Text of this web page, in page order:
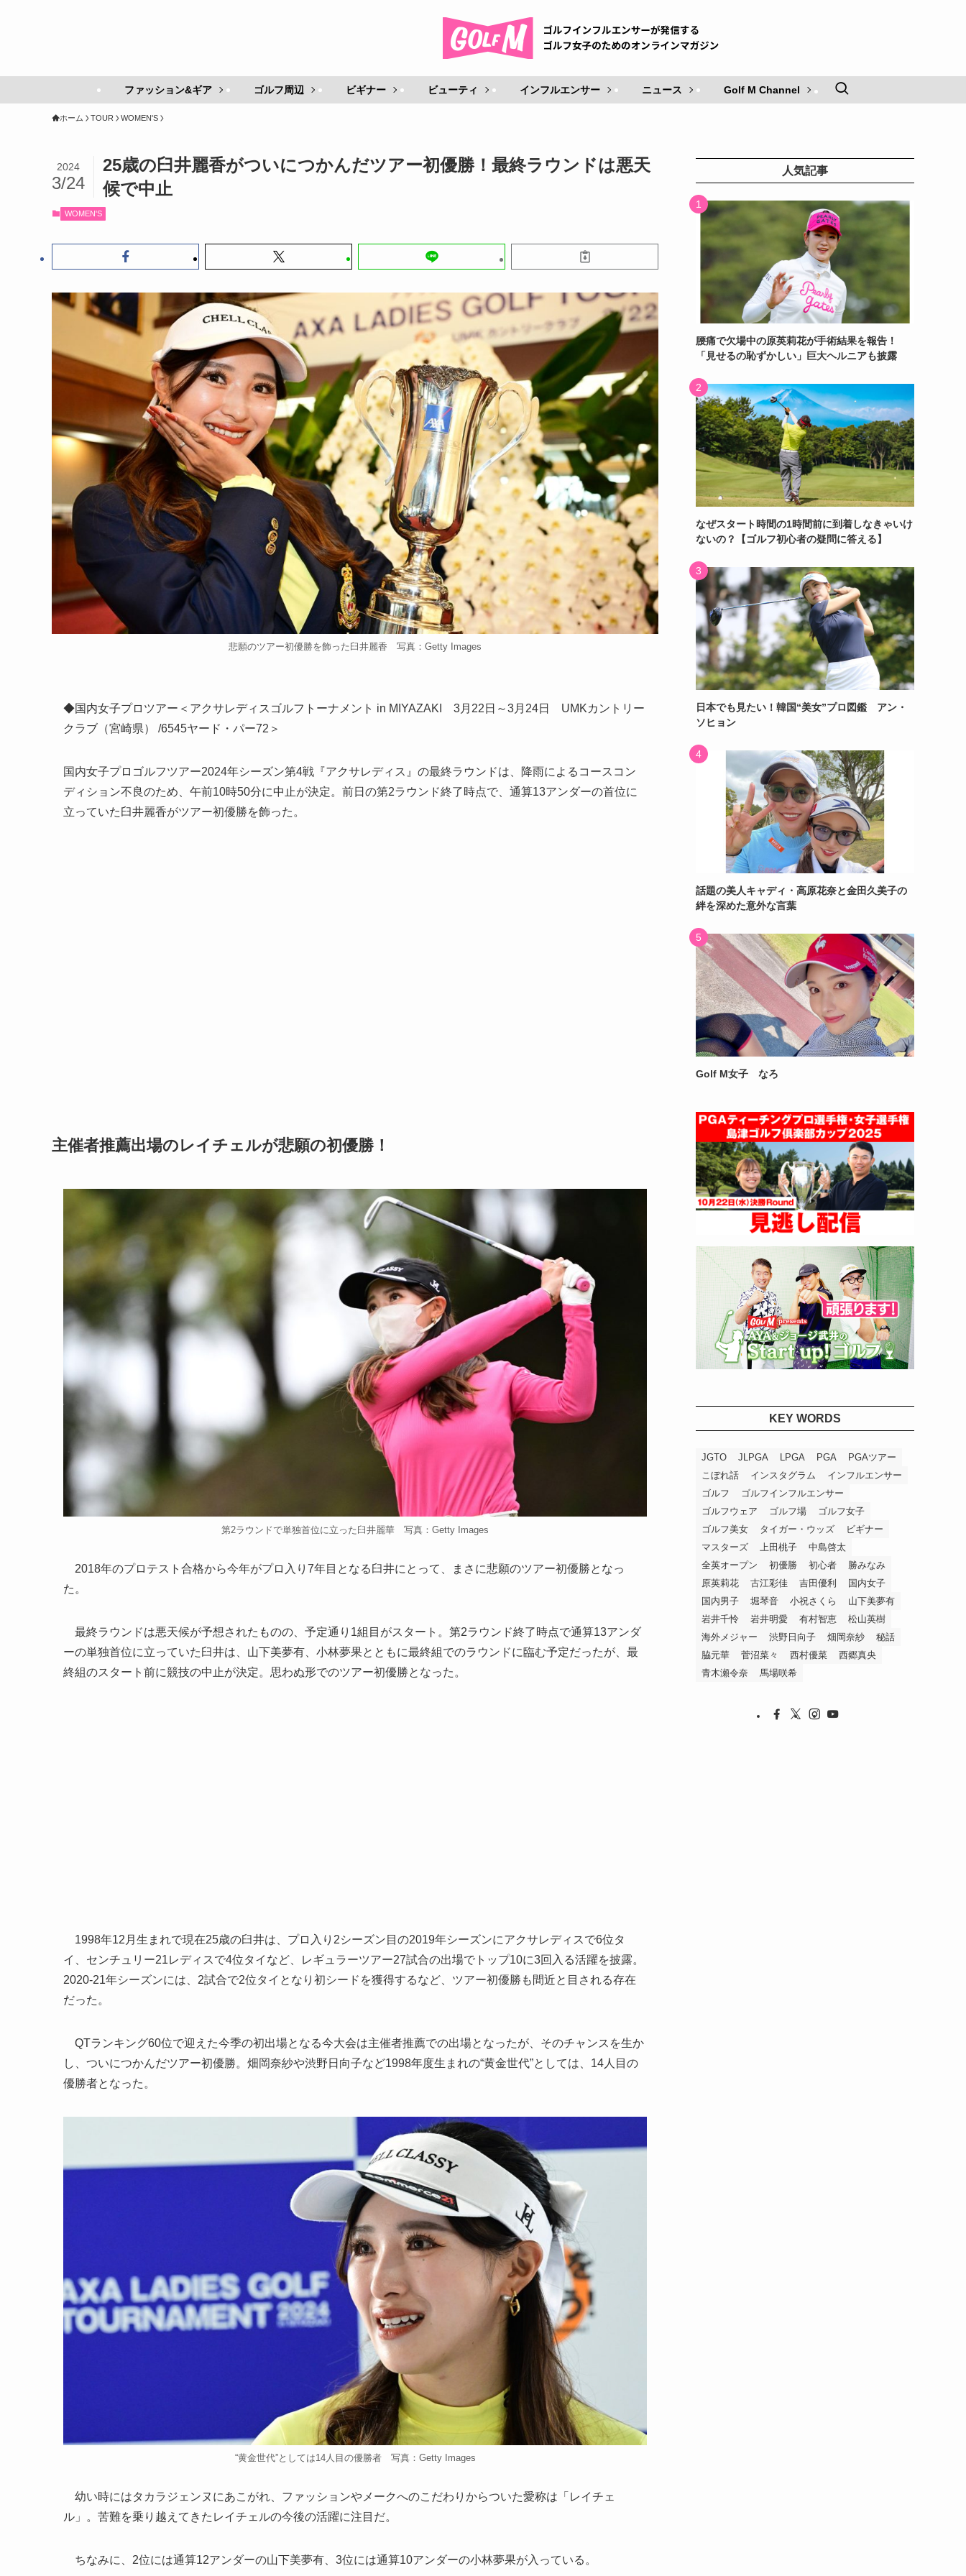
ファッション&ギア ゴルフ周辺 ビギナー ビューティ インフルエンサー ニュース Golf M Channel
ホーム TOUR WOMEN'S
25歳の臼井麗香がついにつかんだツアー初優勝！最終ラウンドは悪天
候で中止
2024
3/24
WOMEN'S
悲願のツアー初優勝を飾った臼井麗香 写真：Getty Images
◆国内女子プロツアー＜アクサレディスゴルフトーナメント in MIYAZAKI 3月22日～3月24日 UMKカントリー
クラブ（宮崎県） /6545ヤード・パー72＞
国内女子プロゴルフツアー2024年シーズン第4戦『アクサレディス』の最終ラウンドは、降雨によるコースコン
ディション不良のため、午前10時50分に中止が決定。前日の第2ラウンド終了時点で、通算13アンダーの首位に
立っていた臼井麗香がツアー初優勝を飾った。
主催者推薦出場のレイチェルが悲願の初優勝！
第2ラウンドで単独首位に立った臼井麗華 写真：Getty Images
2018年のプロテスト合格から今年がプロ入り7年目となる臼井にとって、まさに悲願のツアー初優勝となっ
た。
最終ラウンドは悪天候が予想されたものの、予定通り1組目がスタート。第2ラウンド終了時点で通算13アンダ
ーの単独首位に立っていた臼井は、山下美夢有、小林夢果とともに最終組でのラウンドに臨む予定だったが、最
終組のスタート前に競技の中止が決定。思わぬ形でのツアー初優勝となった。
1998年12月生まれで現在25歳の臼井は、プロ入り2シーズン目の2019年シーズンにアクサレディスで6位タ
イ、センチュリー21レディスで4位タイなど、レギュラーツアー27試合の出場でトップ10に3回入る活躍を披露。
2020-21年シーズンには、2試合で2位タイとなり初シードを獲得するなど、ツアー初優勝も間近と目される存在
だった。
QTランキング60位で迎えた今季の初出場となる今大会は主催者推薦での出場となったが、そのチャンスを生か
し、ついにつかんだツアー初優勝。畑岡奈紗や渋野日向子など1998年度生まれの“黄金世代”としては、14人目の
優勝者となった。
“黄金世代”としては14人目の優勝者 写真：Getty Images
幼い時にはタカラジェンヌにあこがれ、ファッションやメークへのこだわりからついた愛称は「レイチェ
ル」。苦難を乗り越えてきたレイチェルの今後の活躍に注目だ。
ちなみに、2位には通算12アンダーの山下美夢有、3位には通算10アンダーの小林夢果が入っている。
人気記事
腰痛で欠場中の原英莉花が手術結果を報告！
「見せるの恥ずかしい」巨大ヘルニアも披露
なぜスタート時間の1時間前に到着しなきゃいけ
ないの？【ゴルフ初心者の疑問に答える】
日本でも見たい！韓国“美女”プロ図鑑 アン・
ソヒョン
話題の美人キャディ・高原花奈と金田久美子の
絆を深めた意外な言葉
Golf M女子 なろ
KEY WORDS
JGTO JLPGA LPGA PGA
PGAツアー
こぼれ話
インスタグラム
インフルエンサー
ゴルフ
ゴルフインフルエンサー
ゴルフウェア
ゴルフ場
ゴルフ女子
ゴルフ美女
タイガー・ウッズ
ビギナー
マスターズ
上田桃子
中島啓太
全英オープン
初優勝 初心者
勝みなみ
原英莉花
古江彩佳 吉田優利
国内女子
国内男子
堀琴音 小祝さくら
山下美夢有
岩井千怜
岩井明愛 有村智恵
松山英樹
海外メジャー
渋野日向子 畑岡奈紗
秘話
脇元華
菅沼菜々 西村優菜
西郷真央
青木瀬令奈
馬場咲希